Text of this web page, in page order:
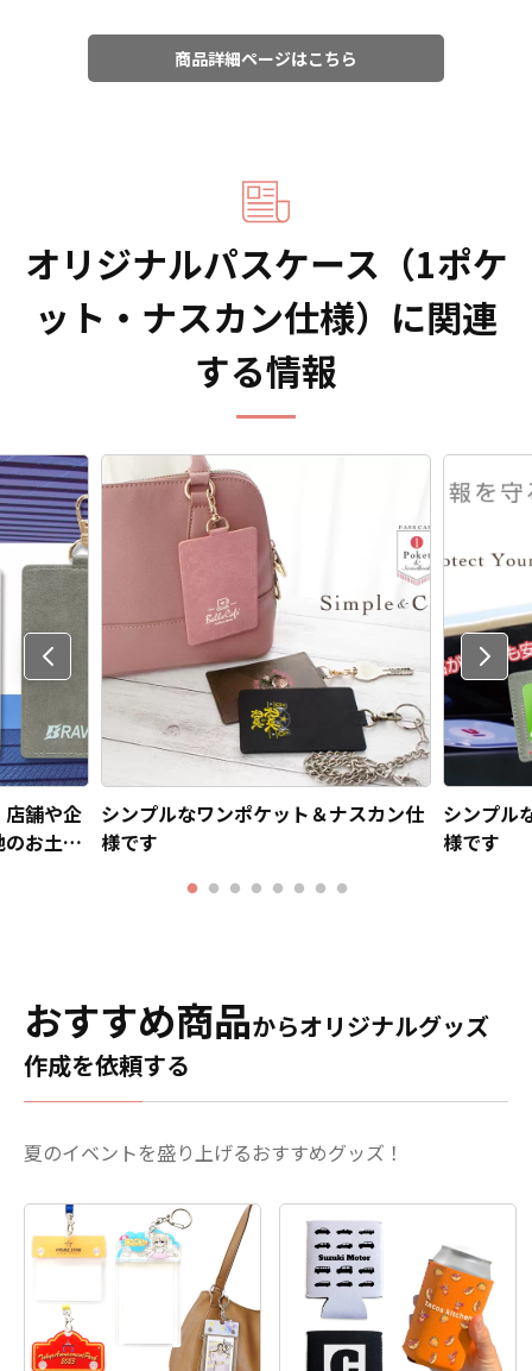
商品詳細ページはこちら
オリジナルパスケース（1ポケ
ット・ナスカン仕様）に関連
する情報
Previo
us
舗や企
お土産
シンプルなワンポケット＆ナスカン仕
様です
シンプル
様です
おすすめ商品からオリジナルグッズ
作成を依頼する
夏のイベントを盛り上げるおすすめグッズ！